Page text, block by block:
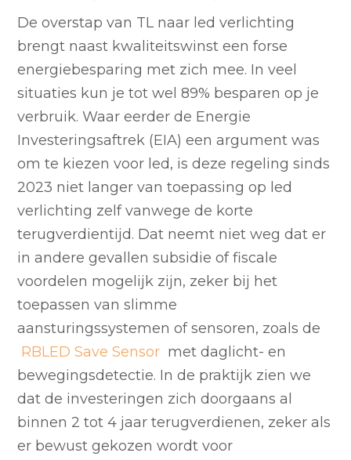
De overstap van TL naar led verlichting
brengt naast kwaliteitswinst een forse
energiebesparing met zich mee. In veel
situaties kun je tot wel 89% besparen op je
verbruik. Waar eerder de Energie
Investeringsaftrek (EIA) een argument was
om te kiezen voor led, is deze regeling sinds
2023 niet langer van toepassing op led
verlichting zelf vanwege de korte
terugverdientijd. Dat neemt niet weg dat er
in andere gevallen subsidie of fiscale
voordelen mogelijk zijn, zeker bij het
toepassen van slimme
aansturingssystemen of sensoren, zoals de
RBLED Save Sensor met daglicht- en
bewegingsdetectie. In de praktijk zien we
dat de investeringen zich doorgaans al
binnen 2 tot 4 jaar terugverdienen, zeker als
er bewust gekozen wordt voor